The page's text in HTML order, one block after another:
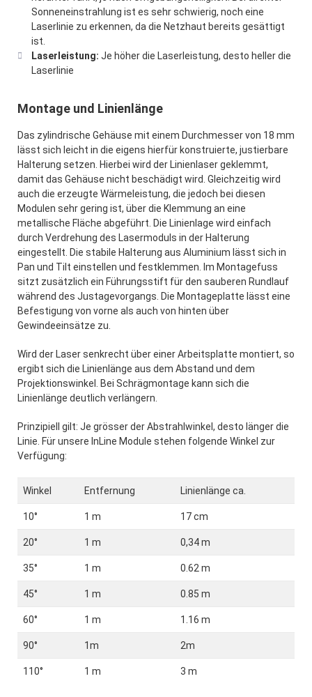
Sonneneinstrahlung ist es sehr schwierig, noch eine
Laserlinie zu erkennen, da die Netzhaut bereits gesättigt
ist.
Laserleistung: Je höher die Laserleistung, desto heller die
Laserlinie
Montage und Linienlänge
Das zylindrische Gehäuse mit einem Durchmesser von 18 mm
lässt sich leicht in die eigens hierfür konstruierte, justierbare
Halterung setzen. Hierbei wird der Linienlaser geklemmt,
damit das Gehäuse nicht beschädigt wird. Gleichzeitig wird
auch die erzeugte Wärmeleistung, die jedoch bei diesen
Modulen sehr gering ist, über die Klemmung an eine
metallische Fläche abgeführt. Die Linienlage wird einfach
durch Verdrehung des Lasermoduls in der Halterung
eingestellt. Die stabile Halterung aus Aluminium lässt sich in
Pan und Tilt einstellen und festklemmen. Im Montagefuss
sitzt zusätzlich ein Führungsstift für den sauberen Rundlauf
während des Justagevorgangs. Die Montageplatte lässt eine
Befestigung von vorne als auch von hinten über
Gewindeeinsätze zu.
Wird der Laser senkrecht über einer Arbeitsplatte montiert, so
ergibt sich die Linienlänge aus dem Abstand und dem
Projektionswinkel. Bei Schrägmontage kann sich die
Linienlänge deutlich verlängern.
Prinzipiell gilt: Je grösser der Abstrahlwinkel, desto länger die
Linie. Für unsere InLine Module stehen folgende Winkel zur
Verfügung:
Winkel Entfernung Linienlänge ca.
10° 1 m 17 cm
20° 1 m 0,34 m
35° 1 m 0.62 m
45° 1 m 0.85 m
60° 1 m 1.16 m
90° 1m 2m
110° 1 m 3 m